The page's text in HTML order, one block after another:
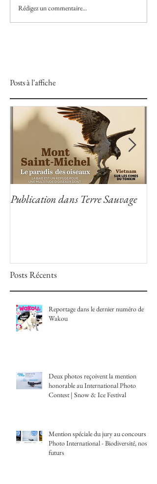
Rédigez un commentaire...
Posts à l'affiche
Publication dans Terre Sauvage
Posts Récents
Reportage dans le dernier numéro de
Wakou
Deux photos reçoivent la mention
honorable au International Photo
Contest | Snow & Ice Festival
Mention spéciale du jury au concours
Photo International - Biodiversité, nos
futurs